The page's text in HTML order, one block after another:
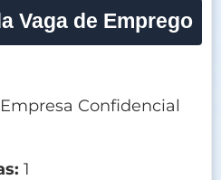
Vaga de Emprego
Empresa Confidencial
1